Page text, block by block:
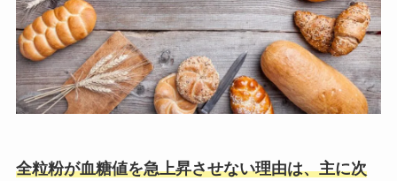
全粒粉が血糖値を急上昇させない理由は、主に次